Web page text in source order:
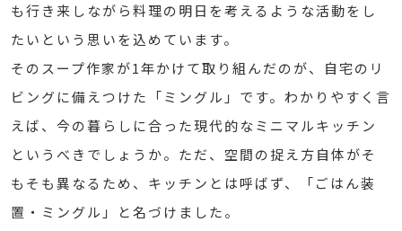
も行き来しながら料理の明日を考えるような活動をし
たいという思いを込めています。
そのスープ作家が1年かけて取り組んだのが、自宅のリ
ビングに備えつけた「ミングル」です。わかりやすく言
えば、今の暮らしに合った現代的なミニマルキッチン
というべきでしょうか。ただ、空間の捉え方自体がそ
もそも異なるため、キッチンとは呼ばず、「ごはん装
置・ミングル」と名づけました。